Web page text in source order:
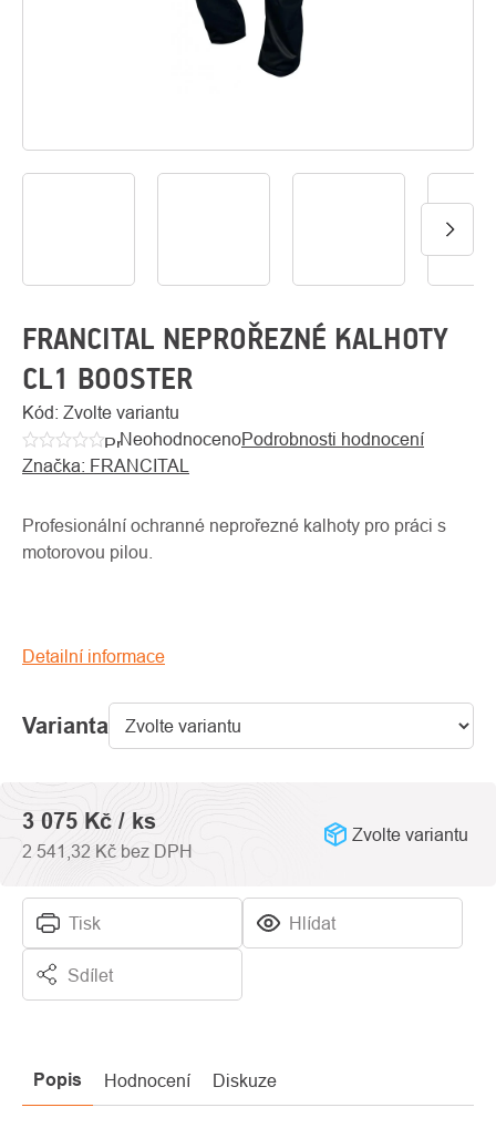
O
FRANCITAL NEPROŘEZNÉ KALHOTY
CL1 BOOSTER
Kód: Zvolte variantu
Průměrné
hodnocení
je
0,0
NeohodnocenoPodrobnosti hodnocení
Značka: FRANCITAL
Varianta
Profesionální ochranné neprořezné kalhoty pro práci s
motorovou pilou.
Detailní informace
Tisk Hlídat
Sdílet
3 075 Kč / ks
2 541,32 Kč bez DPH
Zvolte variantu
Popis Hodnocení Diskuze